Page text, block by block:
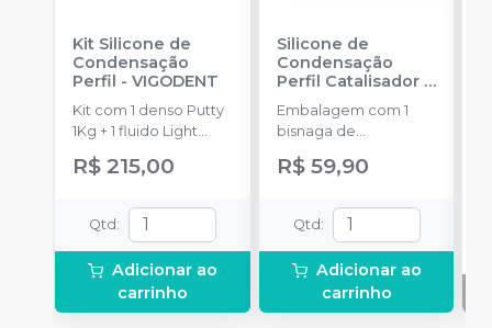
Kit Silicone de
Condensação
Perfil -VIGODENT
Kit com 1 denso Putty
1Kg + 1 fluido Light
catalisador 60ml.
R$ 215,00
Qtd :
Adicionar ao
carrinho
Silicone de
Condensação
Perfil Catalisador-
VIGODENT
Embalagem com 1
bisnaga de
R$ 59,90
Qtd :
Adicionar ao
carrinho